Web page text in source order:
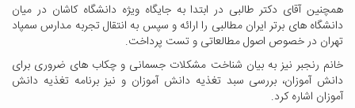
همچنین آقای دکتر طالبی در ابتدا به جایگاه ویژه دانشگاه کاشان در میان
دانشگاه های برتر ایران مطالبی را ارائه و سپس به انتقال تجربه مدارس سمپاد
تهران در خصوص اصول مطالعاتی و تست پرداخت.
خانم رنجبر نیز به بیان شناخت مشکلات جسمانی و چکاب های ضروری برای
دانش آموزان، بررسی سبد تغذیه دانش آموزان و نیز برنامه تغذیه دانش
آموزان اشاره کرد.